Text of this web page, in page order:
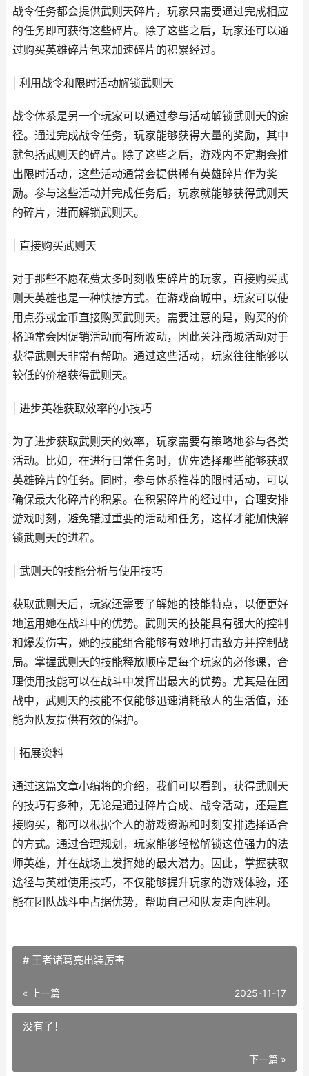
战令任务都会提供武则天碎片，玩家只需要通过完成相应
的任务即可获得这些碎片。除了这些之后，玩家还可以通
过购买英雄碎片包来加速碎片的积累经过。
| 利用战令和限时活动解锁武则天
战令体系是另一个玩家可以通过参与活动解锁武则天的途
径。通过完成战令任务，玩家能够获得大量的奖励，其中
就包括武则天的碎片。除了这些之后，游戏内不定期会推
出限时活动，这些活动通常会提供稀有英雄碎片作为奖
励。参与这些活动并完成任务后，玩家就能够获得武则天
的碎片，进而解锁武则天。
| 直接购买武则天
对于那些不愿花费太多时刻收集碎片的玩家，直接购买武
则天英雄也是一种快捷方式。在游戏商城中，玩家可以使
用点券或金币直接购买武则天。需要注意的是，购买的价
格通常会因促销活动而有所波动，因此关注商城活动对于
获得武则天非常有帮助。通过这些活动，玩家往往能够以
较低的价格获得武则天。
| 进步英雄获取效率的小技巧
为了进步获取武则天的效率，玩家需要有策略地参与各类
活动。比如，在进行日常任务时，优先选择那些能够获取
英雄碎片的任务。同时，参与体系推荐的限时活动，可以
确保最大化碎片的积累。在积累碎片的经过中，合理安排
游戏时刻，避免错过重要的活动和任务，这样才能加快解
锁武则天的进程。
| 武则天的技能分析与使用技巧
获取武则天后，玩家还需要了解她的技能特点，以便更好
地运用她在战斗中的优势。武则天的技能具有强大的控制
和爆发伤害，她的技能组合能够有效地打击敌方并控制战
局。掌握武则天的技能释放顺序是每个玩家的必修课，合
理使用技能可以在战斗中发挥出最大的优势。尤其是在团
战中，武则天的技能不仅能够迅速消耗敌人的生活值，还
能为队友提供有效的保护。
| 拓展资料
通过这篇文章小编将的介绍，我们可以看到，获得武则天
的技巧有多种，无论是通过碎片合成、战令活动，还是直
接购买，都可以根据个人的游戏资源和时刻安排选择适合
的方式。通过合理规划，玩家能够轻松解锁这位强力的法
师英雄，并在战场上发挥她的最大潜力。因此，掌握获取
途径与英雄使用技巧，不仅能够提升玩家的游戏体验，还
能在团队战斗中占据优势，帮助自己和队友走向胜利。
# 王者诸葛亮出装厉害
« 上一篇 2025-11-17
没有了！
下一篇 »